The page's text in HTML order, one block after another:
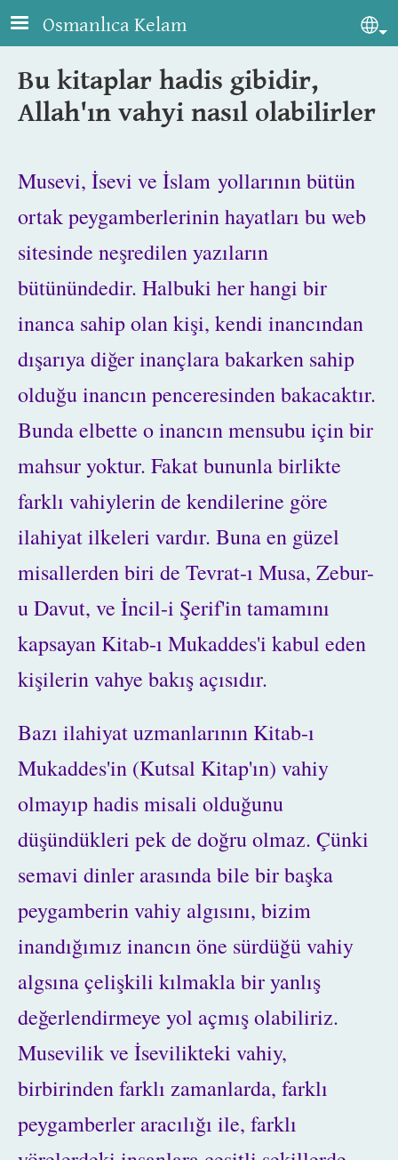
Skip to main content
Osmanlıca Kelam
Bu kitaplar hadis gibidir,
Allah'ın vahyi nasıl olabilirler
Musevi, İsevi ve İslam yollarının bütün
ortak peygamberlerinin hayatları bu web
sitesinde neşredilen yazıların
bütünündedir. Halbuki her hangi bir
inanca sahip olan kişi, kendi inancından
dışarıya diğer inançlara bakarken sahip
olduğu inancın penceresinden bakacaktır.
Bunda elbette o inancın mensubu için bir
mahsur yoktur. Fakat bununla birlikte
farklı vahiylerin de kendilerine göre
ilahiyat ilkeleri vardır. Buna en güzel
misallerden biri de Tevrat-ı Musa, Zebur-
u Davut, ve İncil-i Şerif'in tamamını
kapsayan Kitab-ı Mukaddes'i kabul eden
kişilerin vahye bakış açısıdır.
Bazı ilahiyat uzmanlarının Kitab-ı
Mukaddes'in (Kutsal Kitap'ın) vahiy
olmayıp hadis misali olduğunu
düşündükleri pek de doğru olmaz. Çünki
semavi dinler arasında bile bir başka
peygamberin vahiy algısını, bizim
inandığımız inancın öne sürdüğü vahiy
algsına çelişkili kılmakla bir yanlış
değerlendirmeye yol açmış olabiliriz.
Musevilik ve İsevilikteki vahiy,
birbirinden farklı zamanlarda, farklı
peygamberler aracılığı ile, farklı